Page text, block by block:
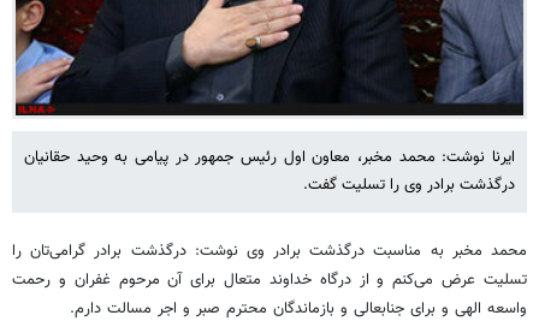
ایرنا نوشت: محمد مخبر، معاون اول رئیس جمهور در پیامی به وحید حقانیان
درگذشت برادر وی را تسلیت گفت.
محمد مخبر به مناسبت درگذشت برادر وی نوشت: درگذشت برادر گرامی‌تان را
تسلیت عرض می‌کنم و از درگاه خداوند متعال برای آن مرحوم غفران و رحمت
واسعه الهی و برای جنابعالی و بازماندگان محترم صبر و اجر مسالت دارم.